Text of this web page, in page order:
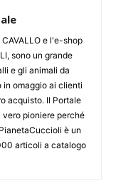
CAVALLO e l'e-shop
sono un grande
e gli animali da
in omaggio ai clienti
acquisto. Il Portale
pioniere perché
è un
articoli a catalogo